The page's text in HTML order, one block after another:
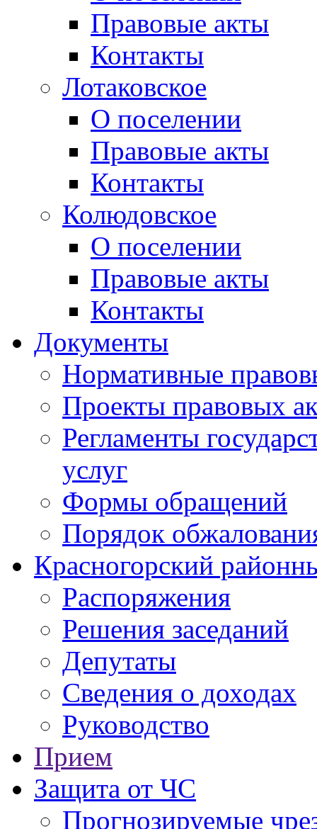
Правовые акты
Контакты
Лотаковское
О поселении
Правовые акты
Контакты
Колюдовское
О поселении
Правовые акты
Контакты
Документы
Нормативные
Проекты правовых
Регламенты
услуг
Формы обращений
Порядок
Красногорский
Распоряжения
Решения заседаний
Депутаты
Сведения о доходах
Руководство
Прием
Защита от ЧС
Прогнозируемые